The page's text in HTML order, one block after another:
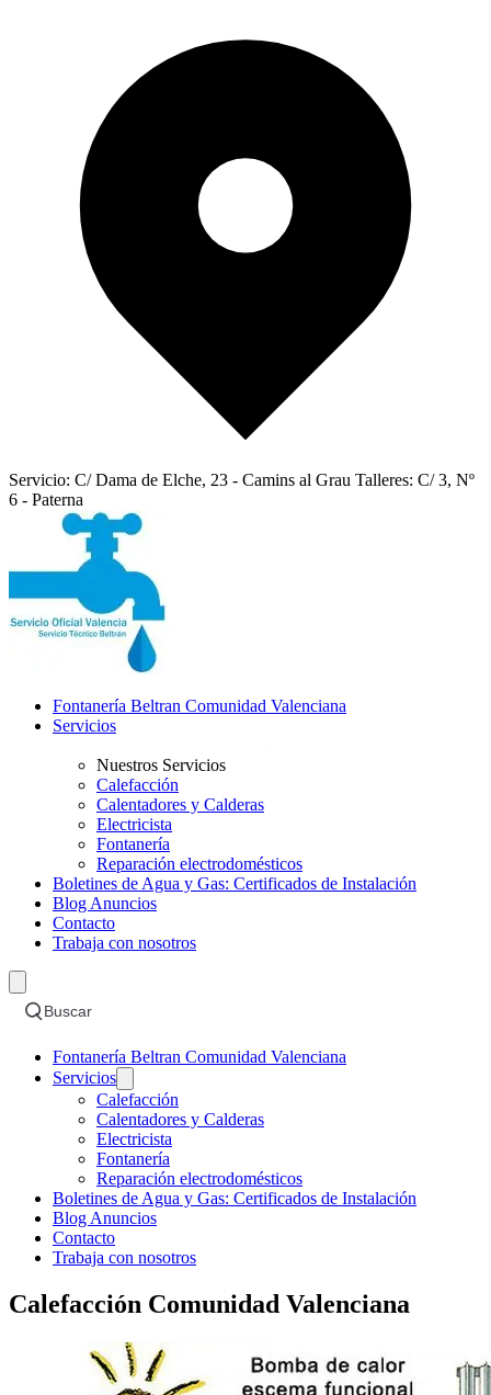
Servicio: C/ Dama de Elche, 23 - Camins al Grau Talleres: C/ 3, Nº
6 - Paterna
Fontanería Beltran Comunidad Valenciana
Servicios
Nuestros Servicios
Calefacción
Calentadores y Calderas
Electricista
Fontanería
Reparación electrodomésticos
Boletines de Agua y Gas: Certificados de Instalación
Blog Anuncios
Contacto
Trabaja con nosotros
Buscar
Fontanería Beltran Comunidad Valenciana
Servicios
Calefacción
Calentadores y Calderas
Electricista
Fontanería
Reparación electrodomésticos
Boletines de Agua y Gas: Certificados de Instalación
Blog Anuncios
Contacto
Trabaja con nosotros
Calefacción Comunidad Valenciana